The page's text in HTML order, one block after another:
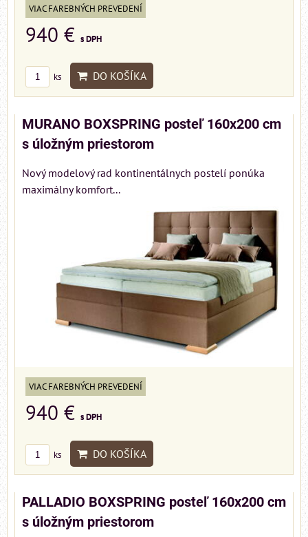
VIAC FAREBNÝCH PREVEDENÍ
940 € s DPH
ks DO KOŠÍKA
MURANO BOXSPRING posteľ 160x200 cm
s úložným priestorom
Nový modelový rad kontinentálnych postelí ponúka
maximálny komfort...
VIAC FAREBNÝCH PREVEDENÍ
940 € s DPH
ks DO KOŠÍKA
PALLADIO BOXSPRING posteľ 160x200 cm
s úložným priestorom